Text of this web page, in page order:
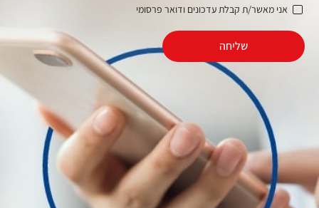
אני מאשר/ת קבלת עדכונים ודואר פרסומי
שליחה